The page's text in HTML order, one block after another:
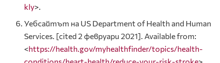
kly>.
Уебсайтът на US Department of Health and Human
Services. [cited 2 февруари 2021]. Available from:
<https://health.gov/myhealthfinder/topics/health-
conditions/heart-health/reduce-your-risk-stroke>.